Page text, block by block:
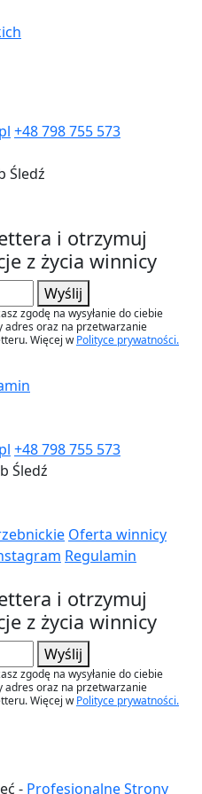
+48 798 755 573
Śledź
i otrzymuj
z życia winnicy
Wyślij
zgodę na wysyłanie do ciebie
adres oraz na przetwarzanie
Więcej wPolityce prywatności.
+48 798 755 573
Śledź
Oferta winnicy
Regulamin
i otrzymuj
z życia winnicy
Wyślij
zgodę na wysyłanie do ciebie
adres oraz na przetwarzanie
Więcej wPolityce prywatności.
- Profesjonalne Strony